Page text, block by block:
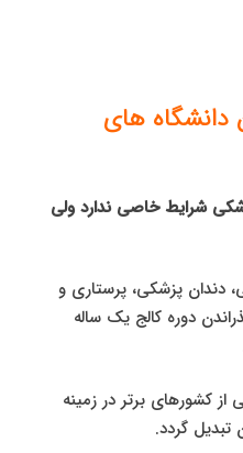
دانشگاه های
شرایط خاصی ندارد ولی
دندان پزشکی، پرستاری و
دوره کالج یک ساله
کشورهای برتر در زمینه
گردد.